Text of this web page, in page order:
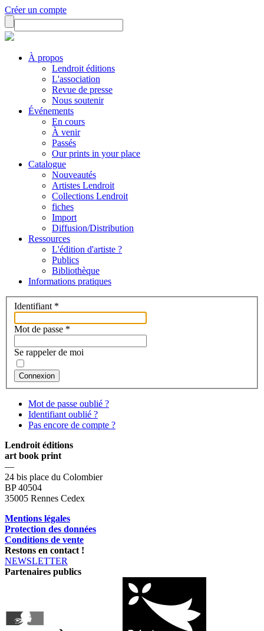
Créer un compte
À propos
Lendroit éditions
L'association
Revue de presse
Nous soutenir
Événements
En cours
À venir
Passés
Our prints in your place
Catalogue
Nouveautés
Artistes Lendroit
Collections Lendroit
fiches
Import
Diffusion/Distribution
Ressources
L'édition d'artiste ?
Publics
Bibliothèque
Informations pratiques
Identifiant *
Mot de passe *
Se rappeler de moi
Connexion
Mot de passe oublié ?
Identifiant oublié ?
Pas encore de compte ?
Lendroit éditions
art book print
—
24 bis place du Colombier
BP 40504
35005 Rennes Cedex
Mentions légales
Protection des données
Conditions de vente
Restons en contact !
NEWSLETTER
Partenaires publics